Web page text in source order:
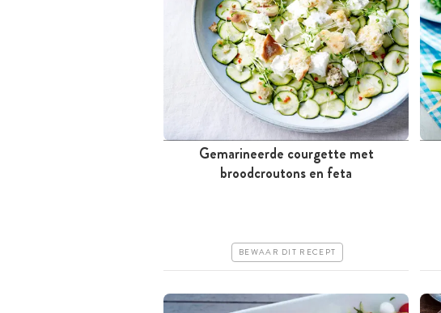
Tussen 30 minuten en 1 uur
Gemarineerde courgette met
broodcroutons en feta
BEWAAR DIT RECEPT